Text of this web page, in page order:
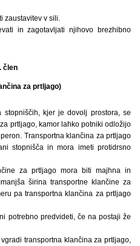
zaustavitev v sili.
in zagotavljati njihovo brezhibno
člen
za prtljago)
kjer je dovolj prostora, se
prtljago, kamor lahko potniki odložijo
Transportna klančina za prtljago
stopnišča in mora imeti protidrsno
za prtljago mora biti majhna in
širina transportne klančine za
pa transportna klančina za prtljago
potrebno predvideti, če na postaji že
transportna klančina za prtljago,